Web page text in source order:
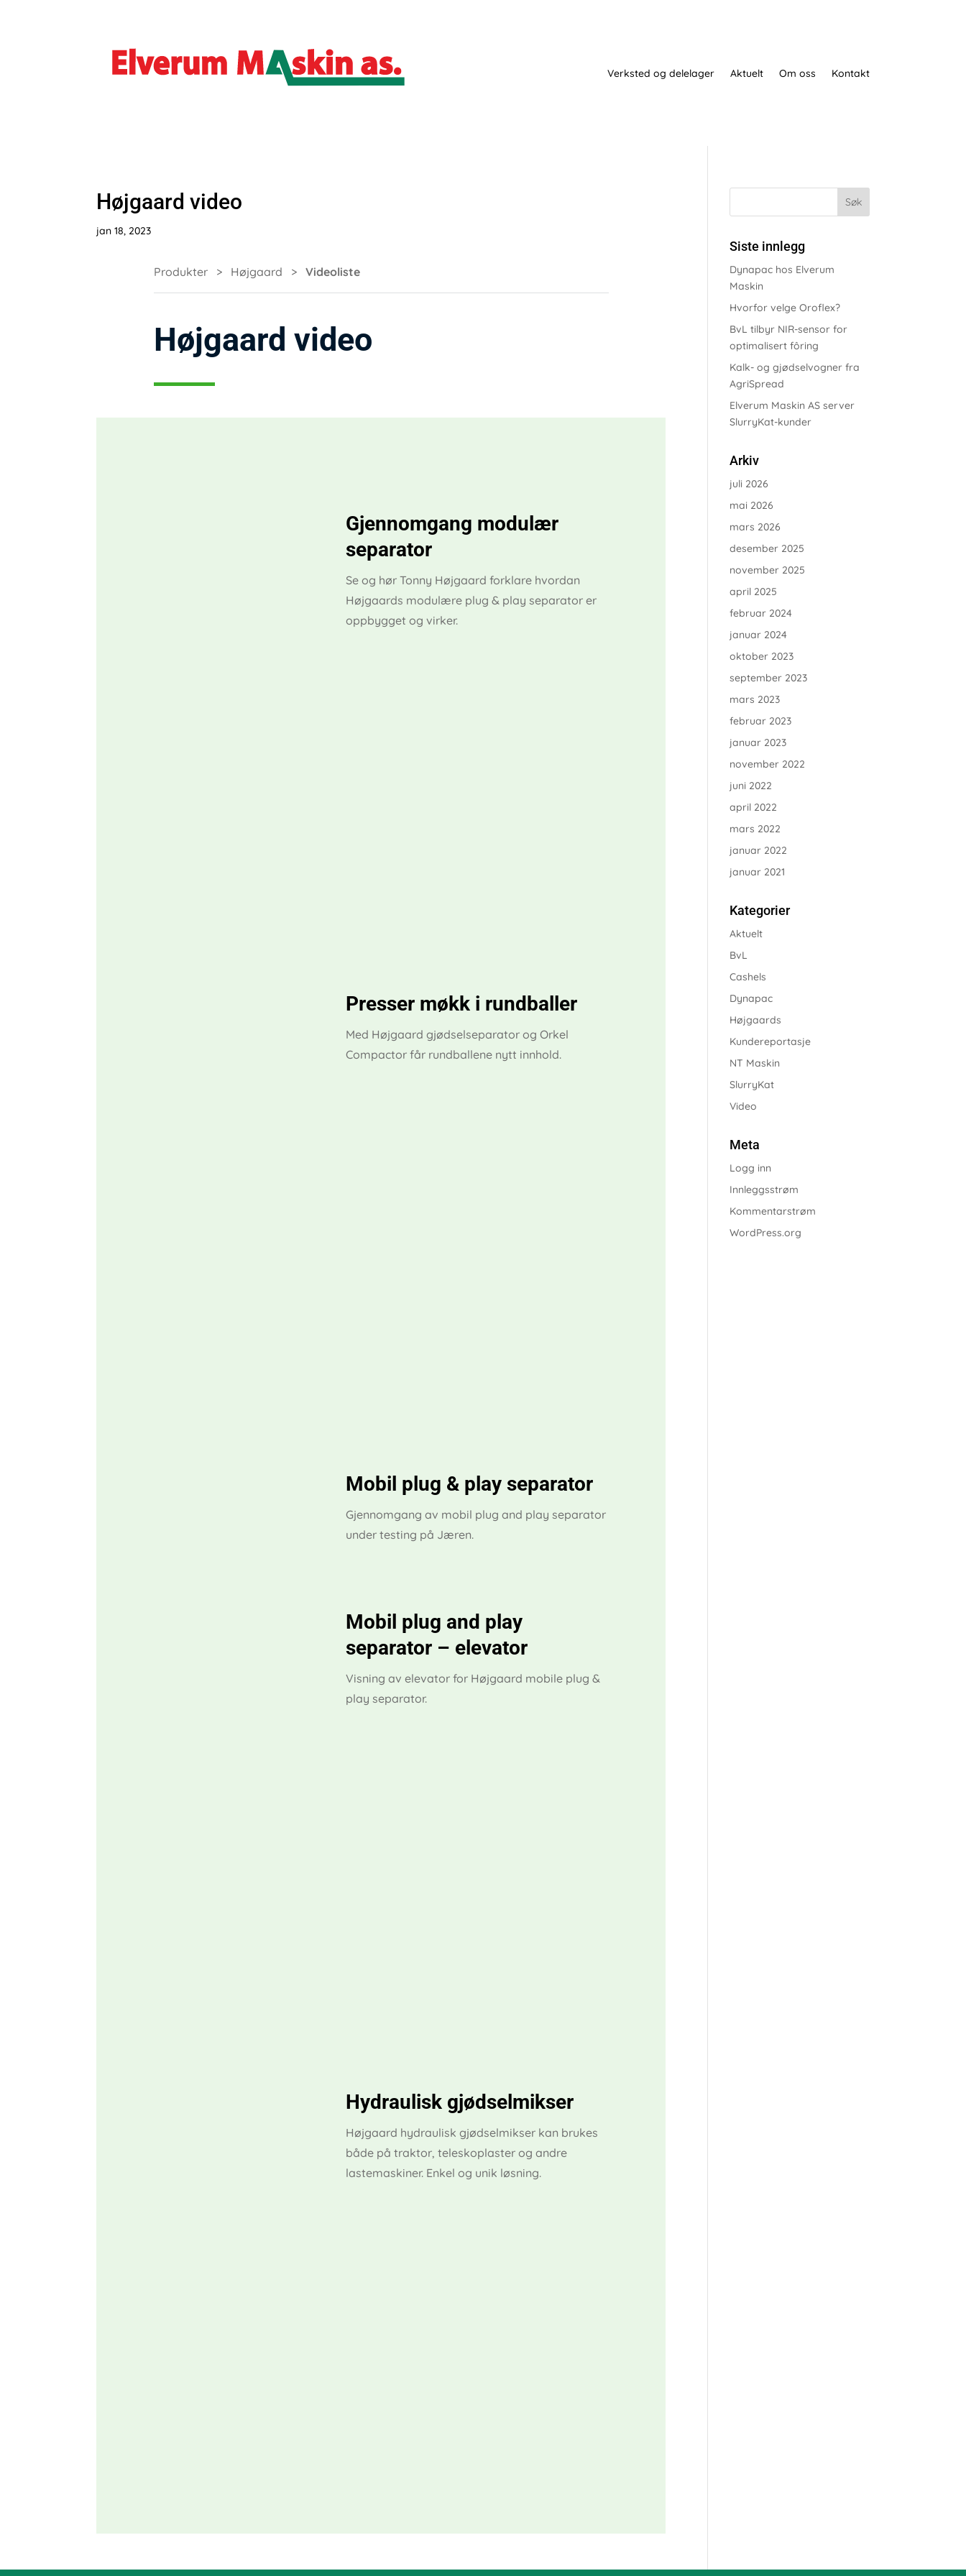
Verksted og delelager Aktuelt Om oss Kontakt
Højgaard video
jan 18, 2023
Produkter> Højgaard > Videoliste
Højgaard video
Gjennomgang modulær
separator
Se og hør Tonny Højgaard forklare hvordan
Højgaards modulære plug & play separator er
oppbygget og virker.
Presser møkk i rundballer
Med Højgaard gjødselseparator og Orkel
Compactor får rundballene nytt innhold.
Mobil plug & play separator
Gjennomgang av mobil plug and play separator
under testing på Jæren.
Mobil plug and play
separator – elevator
Visning av elevator for Højgaard mobile plug &
play separator.
Hydraulisk gjødselmikser
Højgaard hydraulisk gjødselmikser kan brukes
både på traktor, teleskoplaster og andre
lastemaskiner. Enkel og unik løsning.
Siste innlegg
Dynapac hos Elverum
Maskin
Hvorfor velge Oroflex?
BvL tilbyr NIR-sensor for
optimalisert fôring
Kalk- og gjødselvogner fra
AgriSpread
Elverum Maskin AS server
SlurryKat-kunder
Arkiv
juli 2026
mai 2026
mars 2026
desember 2025
november 2025
april 2025
februar 2024
januar 2024
oktober 2023
september 2023
mars 2023
februar 2023
januar 2023
november 2022
juni 2022
april 2022
mars 2022
januar 2022
januar 2021
Kategorier
Aktuelt
BvL
Cashels
Dynapac
Højgaards
Kundereportasje
NT Maskin
SlurryKat
Video
Meta
Logg inn
Innleggsstrøm
Kommentarstrøm
WordPress.org